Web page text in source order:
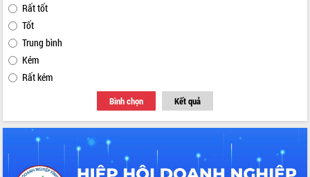
Rất tốt
Tốt
Trung bình
Kém
Rất kém
Bình chọn Kết quả